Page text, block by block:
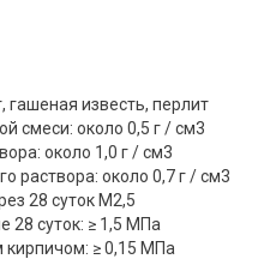
гашеная известь, перлит
смеси: около 0,5 г / см3
около 1,0 г / см3
раствора: около 0,7 г / см3
28 суток М2,5
28 суток: ≥ 1,5 МПа
кирпичом: ≥ 0,15 МПа